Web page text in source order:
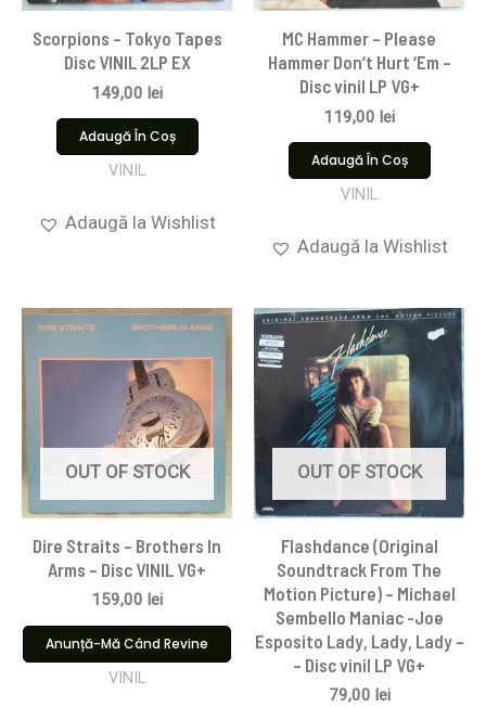
Scorpions ‎– Tokyo Tapes
Disc VINIL 2LP EX
149,00 lei
Adaugă În Coș
VINIL
Adaugă la Wishlist
MC Hammer – Please
Hammer Don’t Hurt ‘Em –
Disc vinil LP VG+
119,00 lei
Adaugă În Coș
VINIL
Adaugă la Wishlist
OUT OF STOCK
Dire Straits ‎– Brothers In
Arms – Disc VINIL VG+
159,00 lei
Anunță-Mă Când Revine
VINIL
OUT OF STOCK
Flashdance (Original
Soundtrack From The
Motion Picture) – Michael
Sembello Maniac -Joe
Esposito Lady, Lady, Lady –
– Disc vinil LP VG+
79,00 lei